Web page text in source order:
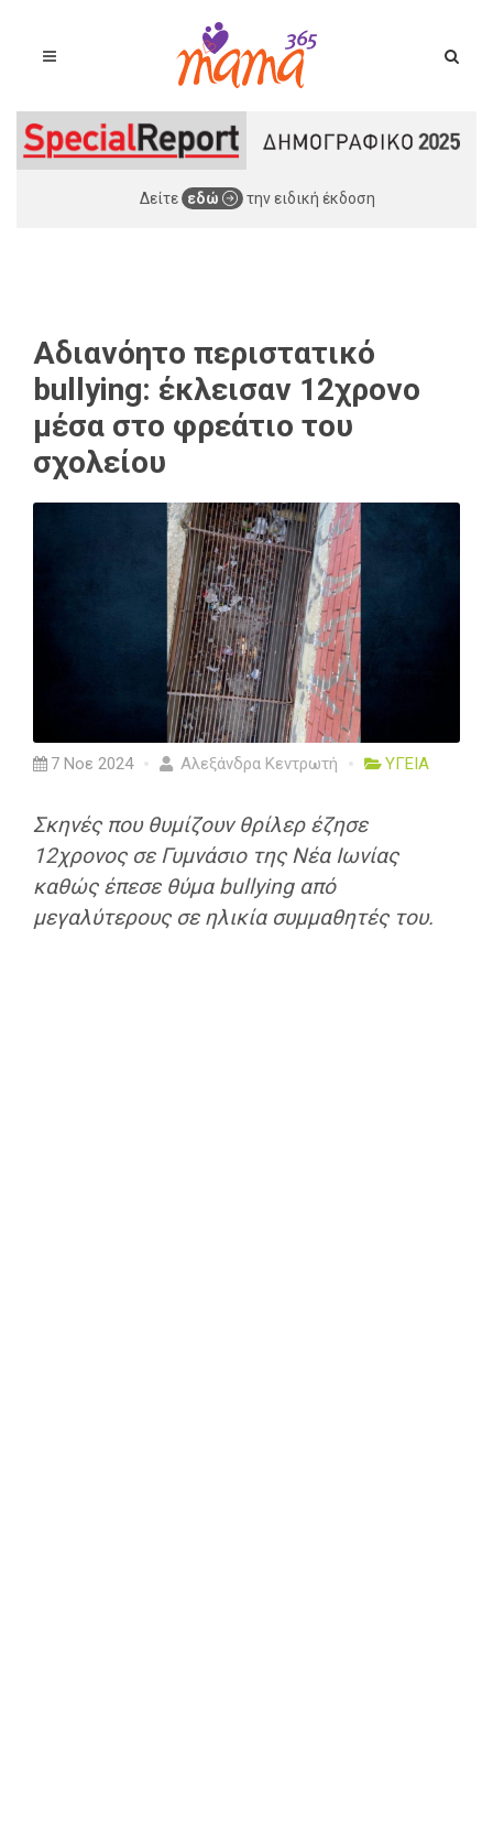
Δείτε εδώ την ειδική έκδοση
Αδιανόητο περιστατικό
bullying: έκλεισαν 12χρονο
μέσα στο φρεάτιο του
σχολείου
7 Νοε 2024 Αλεξάνδρα Κεντρωτή ΥΓΕΙΑ
Σκηνές που θυμίζουν θρίλερ έζησε
12χρονος σε Γυμνάσιο της Νέα Ιωνίας
καθώς έπεσε θύμα bullying από
μεγαλύτερους σε ηλικία συμμαθητές του.